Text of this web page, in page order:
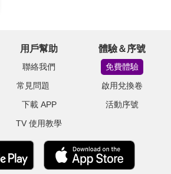
用戶幫助
聯絡我們
常見問題
下載 APP
TV 使用教學
體驗＆序號
免費體驗
啟用兌換卷
活動序號